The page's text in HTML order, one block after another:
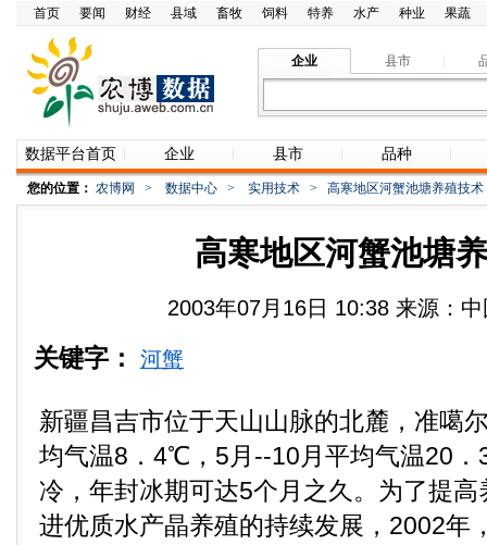
首页 要闻 财经 县域 畜牧 饲料 特养 水产 种业 果蔬
企业 县市
数据平台首页 企业 县市 品种
您的位置： 农博网 > 数据中心 > 实用技术 > 高寒地区河蟹池塘养殖技术
高寒地区河蟹池塘
2003年07月16日 10:38 来源：
关键字： 河蟹
新疆昌吉市位于天山山脉的北麓，准噶
均气温8．4℃，5月--10月平均气温20
冷，年封冰期可达5个月之久。为了提
进优质水产晶养殖的持续发展，2002年